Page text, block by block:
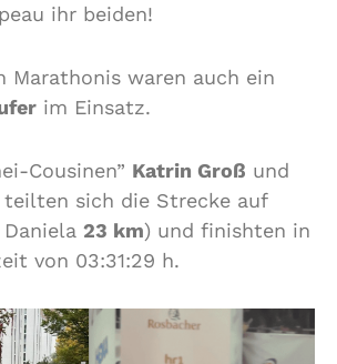
ihr beiden!
Marathonis waren auch ein
im Einsatz.
Cousinen” Katrin Groß und
teilten sich die Strecke auf
Daniela 23 km) und finishten in
von 03:31:29 h.